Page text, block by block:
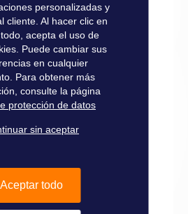
personalizadas y
cliente. Al hacer clic en
acepta el uso de
Puede cambiar sus
en cualquier
Para obtener más
consulte la página
protección de datos
sin aceptar
Aceptar todo